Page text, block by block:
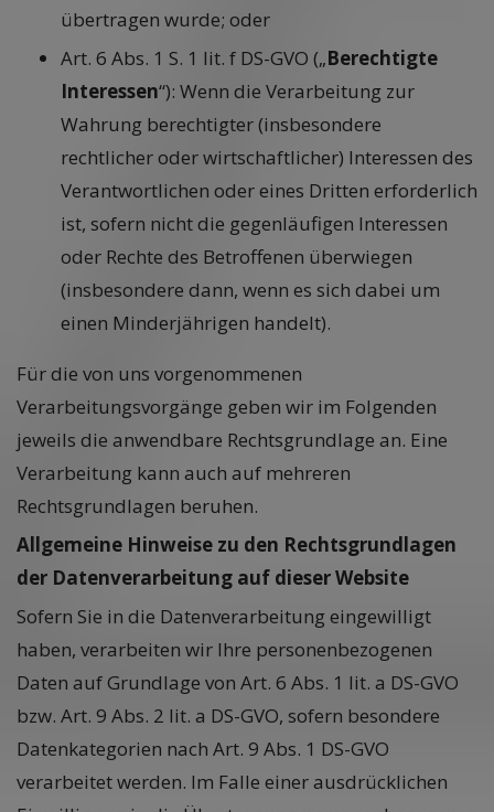
übertragen wurde; oder
Art. 6 Abs. 1 S. 1 lit. f DS-GVO („Berechtigte
Interessen“): Wenn die Verarbeitung zur
Wahrung berechtigter (insbesondere
rechtlicher oder wirtschaftlicher) Interessen des
Verantwortlichen oder eines Dritten erforderlich
ist, sofern nicht die gegenläufigen Interessen
oder Rechte des Betroffenen überwiegen
(insbesondere dann, wenn es sich dabei um
einen Minderjährigen handelt).
Für die von uns vorgenommenen
Verarbeitungsvorgänge geben wir im Folgenden
jeweils die anwendbare Rechtsgrundlage an. Eine
Verarbeitung kann auch auf mehreren
Rechtsgrundlagen beruhen.
Allgemeine Hinweise zu den Rechtsgrundlagen
der Datenverarbeitung auf dieser Website
Sofern Sie in die Datenverarbeitung eingewilligt
haben, verarbeiten wir Ihre personenbezogenen
Daten auf Grundlage von Art. 6 Abs. 1 lit. a DS-GVO
bzw. Art. 9 Abs. 2 lit. a DS-GVO, sofern besondere
Datenkategorien nach Art. 9 Abs. 1 DS-GVO
verarbeitet werden. Im Falle einer ausdrücklichen